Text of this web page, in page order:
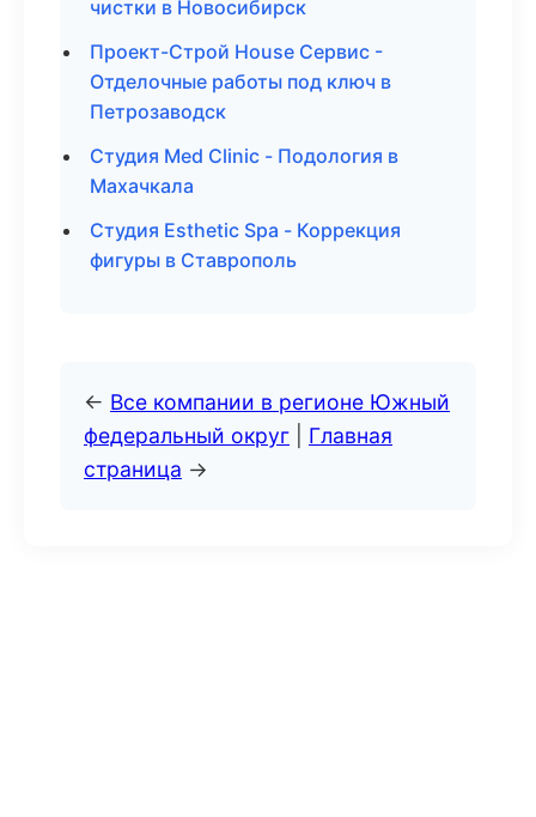
чистки в Новосибирск
Проект-Строй House Сервис -
Отделочные работы под ключ в
Петрозаводск
Студия Med Clinic - Подология в
Махачкала
Студия Esthetic Spa - Коррекция
фигуры в Ставрополь
← Все компании в регионе Южный
федеральный округ
Главная
страница →